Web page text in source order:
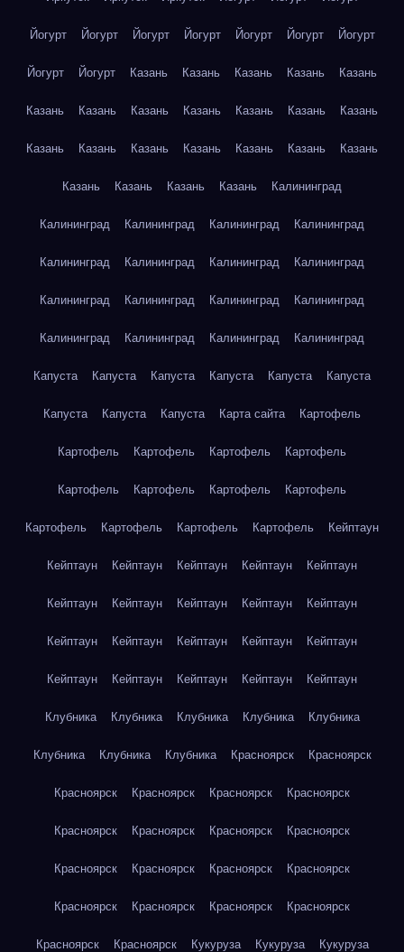
Йогурт Йогурт Йогурт Йогурт Йогурт Йогурт Йогурт
Йогурт Йогурт Казань Казань Казань Казань Казань
Казань Казань Казань Казань Казань Казань Казань
Казань Казань Казань Казань Казань Казань Казань
Казань Казань Казань Казань Калининград
Калининград Калининград Калининград Калининград
Калининград Калининград Калининград Калининград
Калининград Калининград Калининград Калининград
Калининград Калининград Калининград Калининград
Капуста Капуста Капуста Капуста Капуста Капуста
Капуста Капуста Капуста Карта сайта Картофель
Картофель Картофель Картофель Картофель
Картофель Картофель Картофель Картофель
Картофель Картофель Картофель Картофель Кейптаун
Кейптаун Кейптаун Кейптаун Кейптаун Кейптаун
Кейптаун Кейптаун Кейптаун Кейптаун Кейптаун
Кейптаун Кейптаун Кейптаун Кейптаун Кейптаун
Кейптаун Кейптаун Кейптаун Кейптаун Кейптаун
Клубника Клубника Клубника Клубника Клубника
Клубника Клубника Клубника Красноярск Красноярск
Красноярск Красноярск Красноярск Красноярск
Красноярск Красноярск Красноярск Красноярск
Красноярск Красноярск Красноярск Красноярск
Красноярск Красноярск Красноярск Красноярск
Красноярск Красноярск Кукуруза Кукуруза Кукуруза